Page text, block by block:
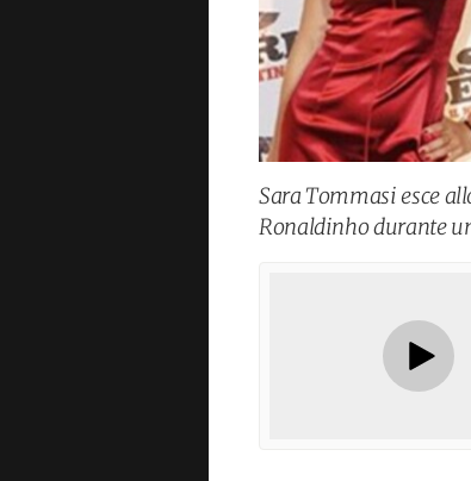
Sara Tommasi esce
Ronaldinho durante